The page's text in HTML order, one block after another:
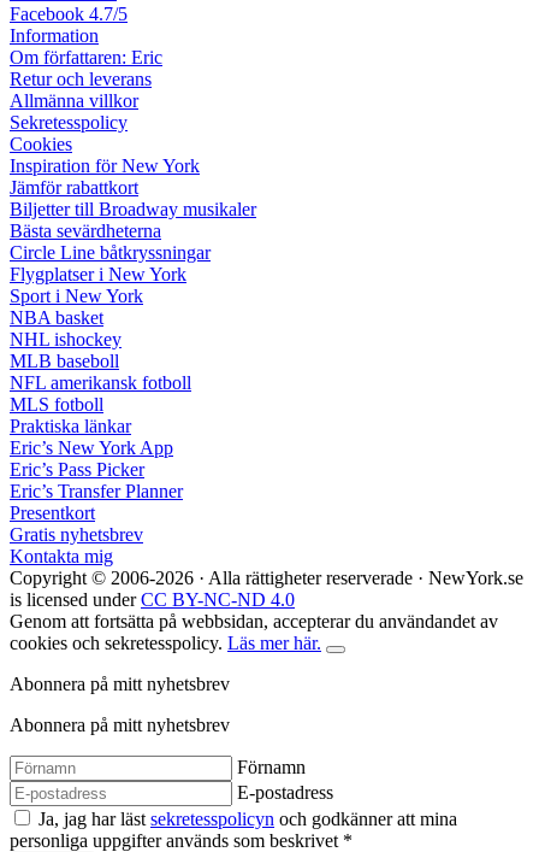
Facebook 4.7/5
Information
Om författaren: Eric
Retur och leverans
Allmänna villkor
Sekretesspolicy
Cookies
Inspiration för New York
Jämför rabattkort
Biljetter till Broadway musikaler
Bästa sevärdheterna
Circle Line båtkryssningar
Flygplatser i New York
Sport i New York
NBA basket
NHL ishockey
MLB baseboll
NFL amerikansk fotboll
MLS fotboll
Praktiska länkar
Eric’s New York App
Eric’s Pass Picker
Eric’s Transfer Planner
Presentkort
Gratis nyhetsbrev
Kontakta mig
Copyright © 2006-2026 · Alla rättigheter reserverade · NewYork.se
is licensed underCC BY-NC-ND 4.0
Genom att fortsätta på webbsidan, accepterar du användandet av
cookies och sekretesspolicy. Läs mer här.
Abonnera på mitt nyhetsbrev
Abonnera på mitt nyhetsbrev
Förnamn
E-postadress
Ja, jag har läst sekretesspolicyn och godkänner att mina
personliga uppgifter används som beskrivet *